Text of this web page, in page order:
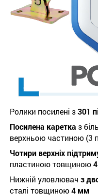
Ролики посилені з301
Посилена каретка з
верхньою частиною (3
Чотири верхніх
пластиною товщиною
Нижній уловлювач з
сталі товщиною4 мм